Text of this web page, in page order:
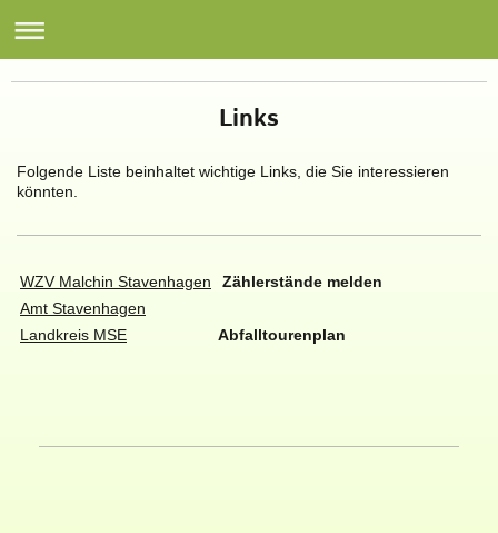
Links
Folgende Liste beinhaltet wichtige Links, die Sie interessieren
könnten.
WZV Malchin Stavenhagen
Zählerstände melden
Amt Stavenhagen
Landkreis MSE
Abfalltourenplan